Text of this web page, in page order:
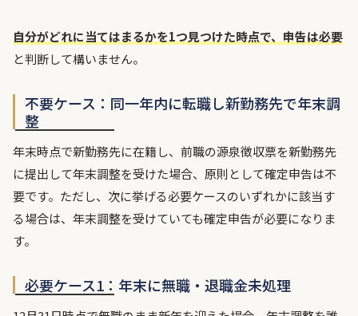
自分がどれに当てはまるかを1つ見つけた時点で、申告は必要
と判断して構いません。
不要ケース：同一年内に転職し新勤務先で年末調
整
年末時点で新勤務先に在籍し、前職の源泉徴収票を新勤務先
に提出して年末調整を受けた場合、原則として確定申告は不
要です。ただし、次に挙げる必要ケースのいずれかに該当す
る場合は、年末調整を受けていても確定申告が必要になりま
す。
必要ケース1：年末に無職・退職金未処理